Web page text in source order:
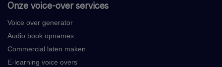
Onze voice-over services
Voice over generator
Audio book opnames
Commercial laten maken
E-learning voice overs